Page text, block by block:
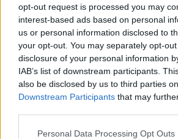
opt-out request is processed you may
interest-based ads based on personal
us or personal information disclosed to
your opt-out. You may separately opt-
disclosure of your personal information
IAB’s list of downstream participants.
also be disclosed by us to third parties
Downstream Participants that may
Personal Data Processing Opt Outs